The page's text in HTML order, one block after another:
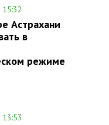
15:32
Астрахани
в
режиме
13:53